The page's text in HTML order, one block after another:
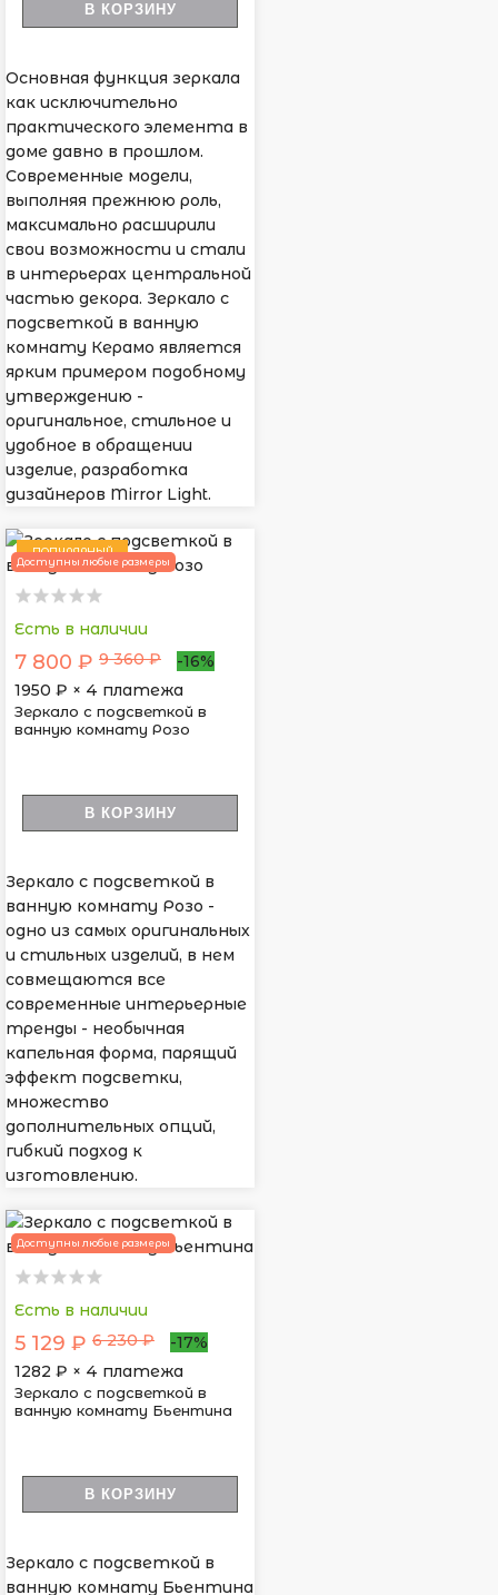
В КОРЗИНУ
Основная функция зеркала
как исключительно
практического элемента в
доме давно в прошлом.
Современные модели,
выполняя прежнюю роль,
максимально расширили
свои возможности и стали
в интерьерах центральной
частью декора. Зеркало с
подсветкой в ванную
комнату Керамо является
ярким примером подобному
утверждению -
оригинальное, стильное и
удобное в обращении
изделие, разработка
дизайнеров Mirror Light.
ПОПУЛЯРНЫЙ
Доступны любые размеры
Есть в наличии
7 800 ₽ 9 360 ₽
-16%
1950 ₽ × 4 платежа
Зеркало с подсветкой в
ванную комнату Розо
В КОРЗИНУ
Зеркало с подсветкой в
ванную комнату Розо -
одно из самых оригинальных
и стильных изделий, в нем
совмещаются все
современные интерьерные
тренды - необычная
капельная форма, парящий
эффект подсветки,
множество
дополнительных опций,
гибкий подход к
изготовлению.
Доступны любые размеры
Есть в наличии
5 129 ₽ 6 230 ₽
-17%
1282 ₽ × 4 платежа
Зеркало с подсветкой в
ванную комнату Бьентина
В КОРЗИНУ
Зеркало с подсветкой в
ванную комнату Бьентина